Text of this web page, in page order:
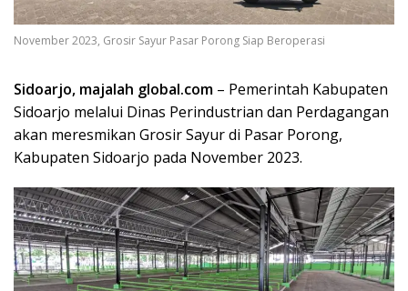
November 2023, Grosir Sayur Pasar Porong Siap Beroperasi
Sidoarjo, majalah global.com – Pemerintah Kabupaten
Sidoarjo melalui Dinas Perindustrian dan Perdagangan
akan meresmikan Grosir Sayur di Pasar Porong,
Kabupaten Sidoarjo pada November 2023.